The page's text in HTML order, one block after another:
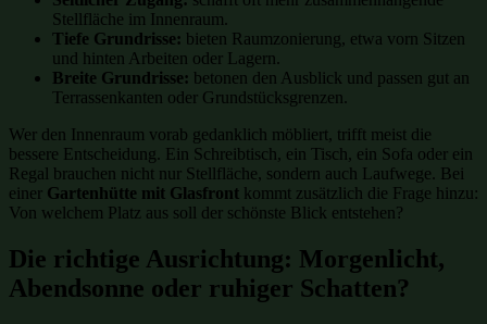
Stellfläche im Innenraum.
Tiefe Grundrisse: bieten Raumzonierung, etwa vorn Sitzen
und hinten Arbeiten oder Lagern.
Breite Grundrisse: betonen den Ausblick und passen gut an
Terrassenkanten oder Grundstücksgrenzen.
Wer den Innenraum vorab gedanklich möbliert, trifft meist die
bessere Entscheidung. Ein Schreibtisch, ein Tisch, ein Sofa oder ein
Regal brauchen nicht nur Stellfläche, sondern auch Laufwege. Bei
einer Gartenhütte mit Glasfront kommt zusätzlich die Frage hinzu:
Von welchem Platz aus soll der schönste Blick entstehen?
Die richtige Ausrichtung: Morgenlicht,
Abendsonne oder ruhiger Schatten?